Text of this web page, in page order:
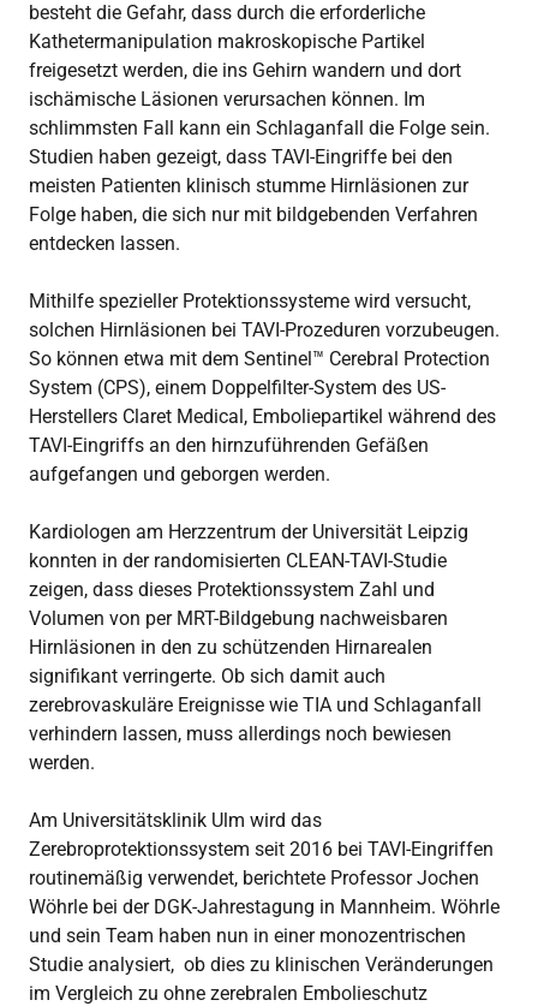
besteht die Gefahr, dass durch die erforderliche
Kathetermanipulation makroskopische Partikel
freigesetzt werden, die ins Gehirn wandern und dort
ischämische Läsionen verursachen können. Im
schlimmsten Fall kann ein Schlaganfall die Folge sein.
Studien haben gezeigt, dass TAVI-Eingriffe bei den
meisten Patienten klinisch stumme Hirnläsionen zur
Folge haben, die sich nur mit bildgebenden Verfahren
entdecken lassen.
Mithilfe spezieller Protektionssysteme wird versucht,
solchen Hirnläsionen bei TAVI-Prozeduren vorzubeugen.
So können etwa mit dem Sentinel™ Cerebral Protection
System (CPS), einem Doppelfilter-System des US-
Herstellers Claret Medical, Emboliepartikel während des
TAVI-Eingriffs an den hirnzuführenden Gefäßen
aufgefangen und geborgen werden.
Kardiologen am Herzzentrum der Universität Leipzig
konnten in der randomisierten CLEAN-TAVI-Studie
zeigen, dass dieses Protektionssystem Zahl und
Volumen von per MRT-Bildgebung nachweisbaren
Hirnläsionen in den zu schützenden Hirnarealen
signifikant verringerte. Ob sich damit auch
zerebrovaskuläre Ereignisse wie TIA und Schlaganfall
verhindern lassen, muss allerdings noch bewiesen
werden.
Am Universitätsklinik Ulm wird das
Zerebroprotektionssystem seit 2016 bei TAVI-Eingriffen
routinemäßig verwendet, berichtete Professor Jochen
Wöhrle bei der DGK-Jahrestagung in Mannheim. Wöhrle
und sein Team haben nun in einer monozentrischen
Studie analysiert, ob dies zu klinischen Veränderungen
im Vergleich zu ohne zerebralen Embolieschutz